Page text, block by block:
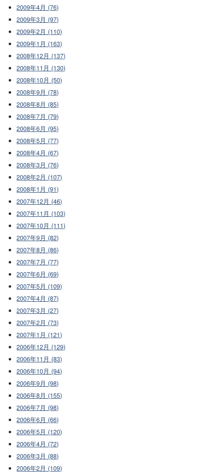
2009年4月 (76)
2009年3月 (97)
2009年2月 (110)
2009年1月 (163)
2008年12月 (137)
2008年11月 (130)
2008年10月 (50)
2008年9月 (78)
2008年8月 (85)
2008年7月 (79)
2008年6月 (95)
2008年5月 (77)
2008年4月 (67)
2008年3月 (76)
2008年2月 (107)
2008年1月 (91)
2007年12月 (46)
2007年11月 (103)
2007年10月 (111)
2007年9月 (82)
2007年8月 (86)
2007年7月 (77)
2007年6月 (69)
2007年5月 (109)
2007年4月 (87)
2007年3月 (27)
2007年2月 (73)
2007年1月 (121)
2006年12月 (129)
2006年11月 (83)
2006年10月 (94)
2006年9月 (98)
2006年8月 (155)
2006年7月 (98)
2006年6月 (66)
2006年5月 (120)
2006年4月 (72)
2006年3月 (88)
2006年2月 (109)